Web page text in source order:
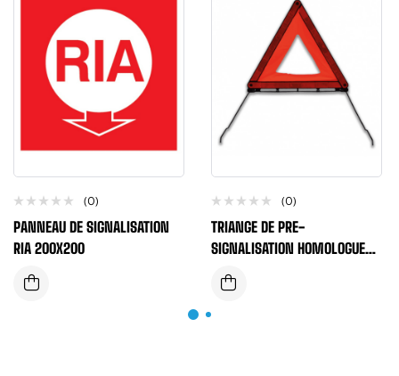
(0)
PANNEAU DE SIGNALISATION
RIA 200X200
(0)
TRIANGE DE PRE-
SIGNALISATION HOMOLOGUE
R27 + BOITIER DE RANGEMENT